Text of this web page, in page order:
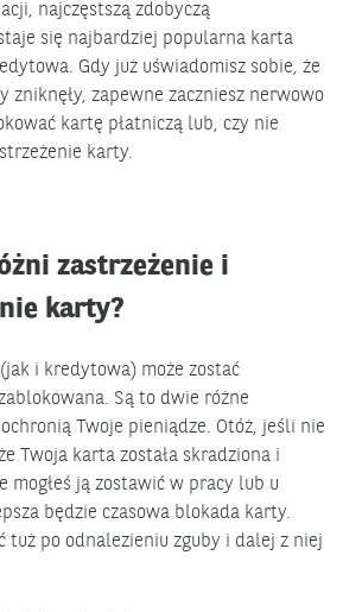
najczęstszą zdobyczą
się najbardziej popularna karta
Gdy już uświadomisz sobie, że
zniknęły, zapewne zaczniesz nerwowo
kartę płatniczą lub, czy nie
karty.
zastrzeżenie i
karty?
(jak i kredytowa) może zostać
Są to dwie różne
Twoje pieniądze. Otóż, jeśli nie
Twoja karta została skradziona i
mogłeś ją zostawić w pracy lub u
będzie czasowa blokada karty.
tuż po odnalezieniu zguby i dalej z niej